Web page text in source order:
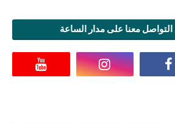
معنا على مدار الساعة